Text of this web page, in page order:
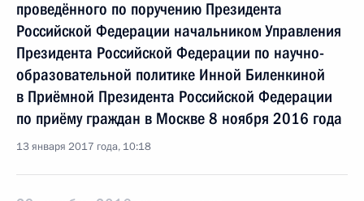
проведённого по поручению Президента
Российской Федерации начальником Управления
Президента Российской Федерации по научно-
образовательной политике Инной Биленкиной
в Приёмной Президента Российской Федерации
по приёму граждан в Москве 8 ноября 2016 года
13 января 2017 года, 10:18